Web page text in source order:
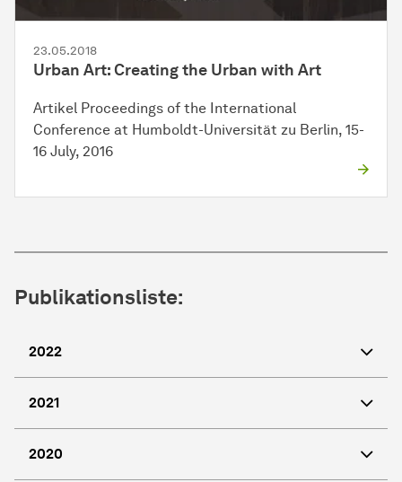
23.05.2018
Urban Art: Creating the Urban with Art
Artikel Proceedings of the International
Conference at Humboldt-Universität zu Berlin, 15-
16 July, 2016
Publikationsliste:
2022
2021
2020